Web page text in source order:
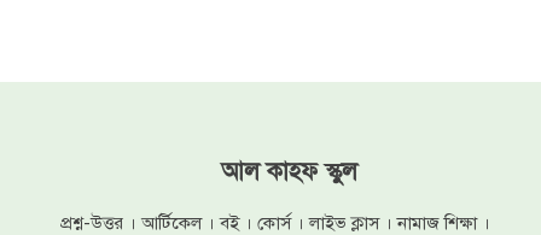
আল কাহফ স্কুল
প্রশ্ন-উত্তর । আর্টিকেল । বই । কোর্স । লাইভ ক্লাস । নামাজ শিক্ষা ।